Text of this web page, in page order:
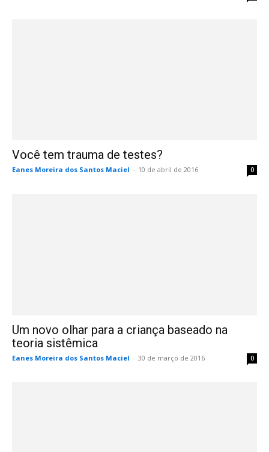
Você tem trauma de testes?
Eanes Moreira dos Santos Maciel - 10 de abril de 2016 0
Um novo olhar para a criança baseado na
teoria sistêmica
Eanes Moreira dos Santos Maciel - 30 de março de 2016 0